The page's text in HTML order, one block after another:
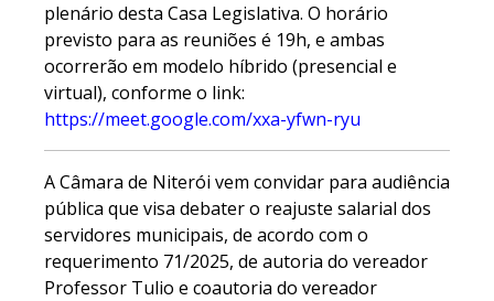
plenário desta Casa Legislativa. O horário
previsto para as reuniões é 19h, e ambas
ocorrerão em modelo híbrido (presencial e
virtual), conforme o link:
https://meet.google.com/xxa-yfwn-ryu
A Câmara de Niterói vem convidar para audiência
pública que visa debater o reajuste salarial dos
servidores municipais, de acordo com o
requerimento 71/2025, de autoria do vereador
Professor Tulio e coautoria do vereador